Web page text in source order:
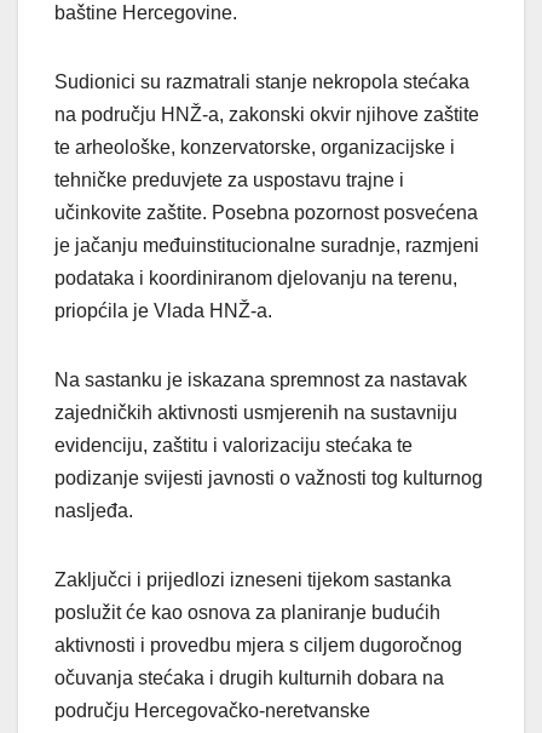
baštine Hercegovine.
Sudionici su razmatrali stanje nekropola stećaka
na području HNŽ-a, zakonski okvir njihove zaštite
te arheološke, konzervatorske, organizacijske i
tehničke preduvjete za uspostavu trajne i
učinkovite zaštite. Posebna pozornost posvećena
je jačanju međuinstitucionalne suradnje, razmjeni
podataka i koordiniranom djelovanju na terenu,
priopćila je Vlada HNŽ-a.
Na sastanku je iskazana spremnost za nastavak
zajedničkih aktivnosti usmjerenih na sustavniju
evidenciju, zaštitu i valorizaciju stećaka te
podizanje svijesti javnosti o važnosti tog kulturnog
nasljeđa.
Zaključci i prijedlozi izneseni tijekom sastanka
poslužit će kao osnova za planiranje budućih
aktivnosti i provedbu mjera s ciljem dugoročnog
očuvanja stećaka i drugih kulturnih dobara na
području Hercegovačko-neretvanske